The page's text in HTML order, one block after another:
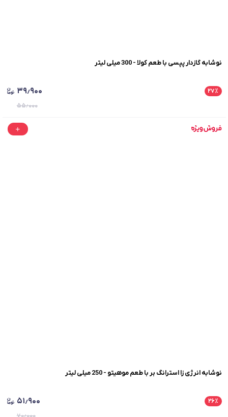
نوشابه گازدار پپسی با طعم کولا - 300 میلی لیتر
۲۷٪ ۳۹٫۹۰۰
۵۵٫۰۰۰
نوشابه انرژی زا استرانگ بر با طعم موهیتو - 250 میلی لیتر
۲۶٪ ۵۱٫۹۰۰